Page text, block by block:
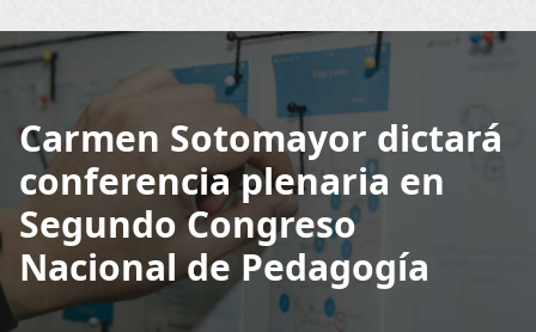
Carmen Sotomayor dictará
conferencia plenaria en
Segundo Congreso
Nacional de Pedagogía